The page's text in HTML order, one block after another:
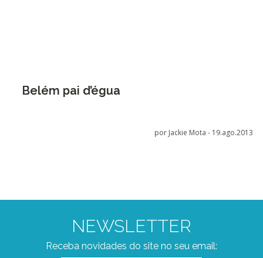
Belém pai d’égua
por Jackie Mota - 19.ago.2013
NEWSLETTER
Receba novidades do site no seu email: